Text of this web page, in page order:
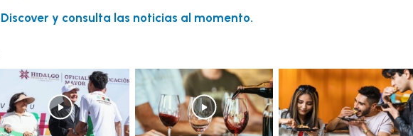
y consulta las noticias al momento.